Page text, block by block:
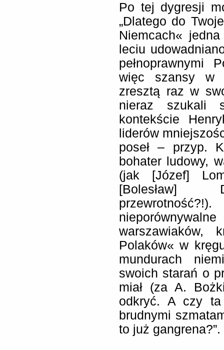
Po tej dygresji
„Dlatego do
Niemcach«
leciu
pełnoprawnymi
więc szansy w
zresztą raz w
nieraz szukali
kontekście
liderów
poseł – przyp.
bohater ludowy,
(jak [Józef]
[Bolesław]
warszawiaków,
Polaków« w
mundurach
swoich starań o
miał (za A.
odkryć. A czy ta
brudnymi
to już gangrena?”.